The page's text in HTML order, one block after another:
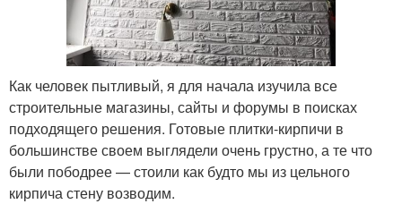
Как человек пытливый, я для начала изучила все
строительные магазины, сайты и форумы в поисках
подходящего решения. Готовые плитки-кирпичи в
большинстве своем выглядели очень грустно, а те что
были пободрее — стоили как будто мы из цельного
кирпича стену возводим.